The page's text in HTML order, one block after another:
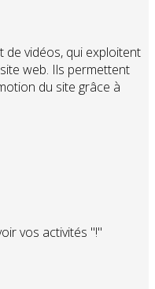
de vidéos, qui exploitent
web. Ils permettent
du site grâce à
vos activités "!"